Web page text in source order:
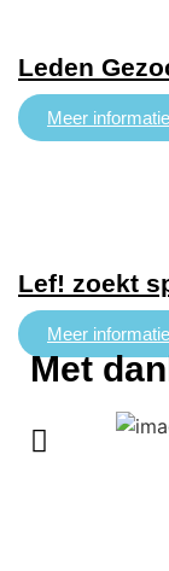
Leden
Meer informatie
Lef! zoekt
Meer informatie
Met